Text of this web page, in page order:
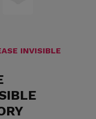
INVISIBLE